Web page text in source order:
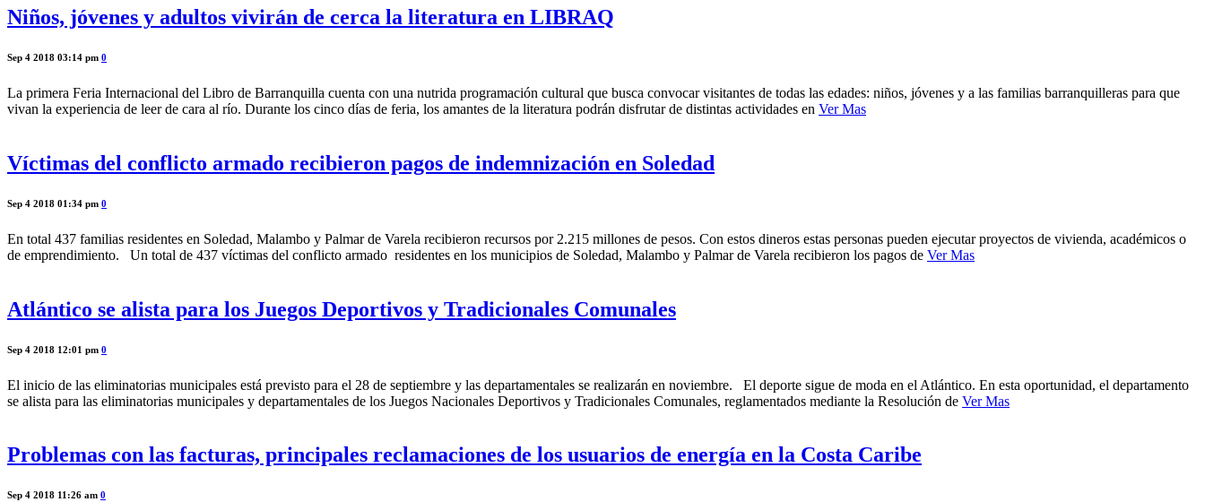
Niños, jóvenes y adultos vivirán de cerca la literatura en LIBRAQ
Sep 4 2018 03:14 pm 0
La primera Feria Internacional del Libro de Barranquilla cuenta con una nutrida programación cultural que busca convocar visitantes de todas las edades: niños, jóvenes y a las familias barranquilleras para que
vivan la experiencia de leer de cara al río. Durante los cinco días de feria, los amantes de la literatura podrán disfrutar de distintas actividades en Ver Mas
Víctimas del conflicto armado recibieron pagos de indemnización en Soledad
Sep 4 2018 01:34 pm 0
En total 437 familias residentes en Soledad, Malambo y Palmar de Varela recibieron recursos por 2.215 millones de pesos. Con estos dineros estas personas pueden ejecutar proyectos de vivienda, académicos o
de emprendimiento. Un total de 437 víctimas del conflicto armado residentes en los municipios de Soledad, Malambo y Palmar de Varela recibieron los pagos de Ver Mas
Atlántico se alista para los Juegos Deportivos y Tradicionales Comunales
Sep 4 2018 12:01 pm 0
El inicio de las eliminatorias municipales está previsto para el 28 de septiembre y las departamentales se realizarán en noviembre. El deporte sigue de moda en el Atlántico. En esta oportunidad, el departamento
se alista para las eliminatorias municipales y departamentales de los Juegos Nacionales Deportivos y Tradicionales Comunales, reglamentados mediante la Resolución de Ver Mas
Problemas con las facturas, principales reclamaciones de los usuarios de energía en la Costa Caribe
Sep 4 2018 11:26 am 0